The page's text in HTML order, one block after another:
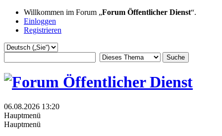
Willkommen im Forum „Forum Öffentlicher Dienst“.
Einloggen
Registrieren
06.08.2026 13:20
Hauptmenü
Hauptmenü